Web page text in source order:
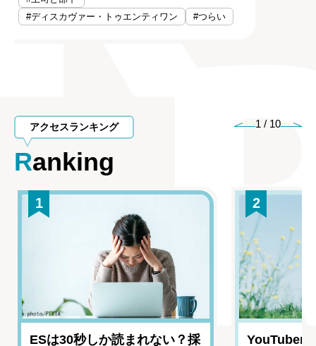
#ディスカヴァー・トゥエンティワン
#つらい
アクセスランキング
Ranking
1 / 10
1
ESは30秒しか読まれない？採
2
YouTuber